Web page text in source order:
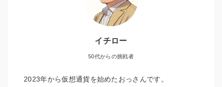
イチロー
50代からの挑戦者
2023年から仮想通貨を始めたおっさんです。